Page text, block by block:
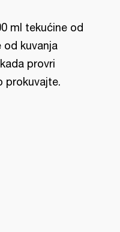
ml tekućine od
od kuvanja
provri
prokuvajte.